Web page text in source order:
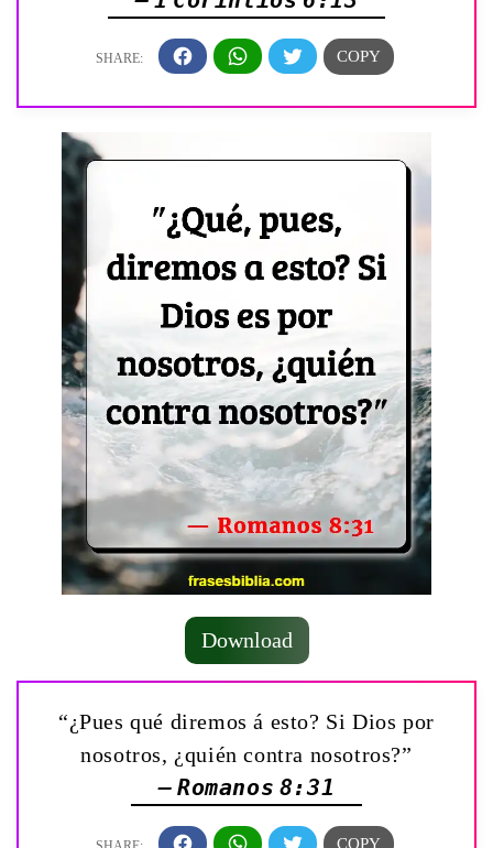
Download
“¿Pues qué diremos á esto? Si Dios por
nosotros, ¿quién contra nosotros?”
— Romanos 8:31